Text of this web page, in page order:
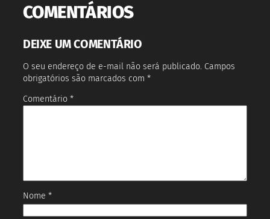
COMENTÁRIOS
DEIXE UM COMENTÁRIO
O seu endereço de e-mail não será publicado. Campos
obrigatórios são marcados com *
Comentário *
Nome *